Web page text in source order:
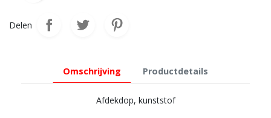
Delen
Omschrijving Productdetails
Afdekdop, kunststof